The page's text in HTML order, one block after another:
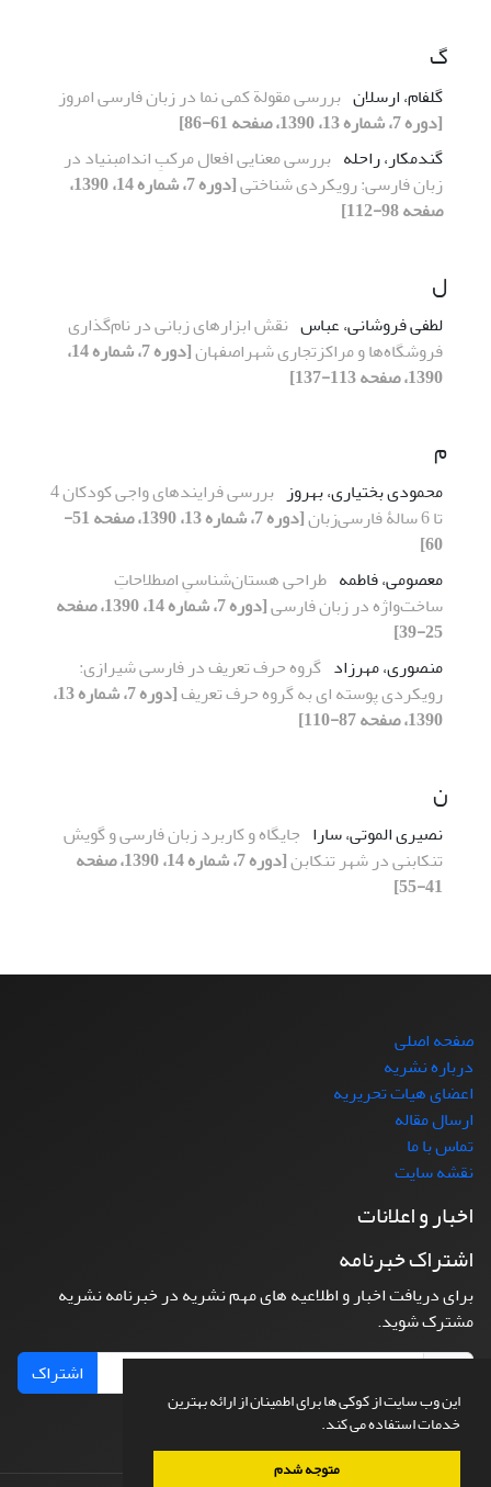
این وب سایت از کوکی ها برای اطمینان از ارائه بهترین
خدمات استفاده می کند.
متوجه شدم
گ
گلفام، ارسلان بررسی مقولة کمی نما در زبان فارسی امروز
[دوره 7، شماره 13، 1390، صفحه 61-86]
گندمکار، راحله بررسی معنایی افعال مرکبِ اندام‏بنیاد در
زبان فارسی: رویکردی شناختی
[دوره 7، شماره 14، 1390،
صفحه 98-112]
ل
لطفی فروشانی، عباس نقش ابزارهای زبانی در نام‌گذاری
فروشگاه‌ها و مراکزتجاری شهراصفهان
[دوره 7، شماره 14،
1390، صفحه 113-137]
م
محمودی بختیاری، بهروز
بررسی فرایندهای واجی کودکان 4
تا 6 سالۀ فارسی‌زبان
[دوره 7، شماره 13، 1390، صفحه 51-
60]
معصومی، فاطمه طراحی هستان‌شناسیِ اصطلاحاتِ
ساخت‌واژه در زبان فارسی
[دوره 7، شماره 14، 1390، صفحه
25-39]
منصوری، مهرزاد گروه حرف تعریف در فارسی شیرازی:
رویکردی پوسته ای به گروه حرف تعریف
[دوره 7، شماره 13،
1390، صفحه 87-110]
ن
نصیری الموتی، سارا جایگاه و کاربرد زبان فارسی و گویش
تنکابنی در شهر تنکابن
[دوره 7، شماره 14، 1390، صفحه
41-55]
صفحه اصلی
درباره نشریه
اعضای هیات تحریریه
ارسال مقاله
تماس با ما
نقشه سایت
اخبار و اعلانات
اشتراک خبرنامه
برای دریافت اخبار و اطلاعیه های مهم نشریه در خبرنامه نشریه
مشترک شوید.
اشتراک